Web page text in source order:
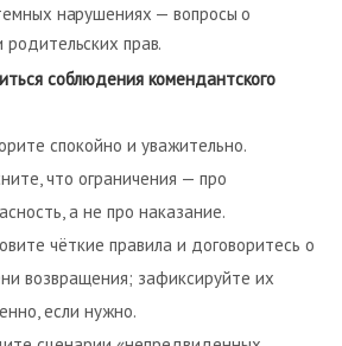
нарушениях — вопросы о
прав.
соблюдения комендантского
спокойно и уважительно.
что ограничения — про
а не про наказание.
чёткие правила и договоритесь о
возвращения; зафиксируйте их
если нужно.